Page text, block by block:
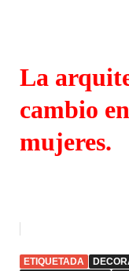
La
cambio
mujeres.
ETIQUETADA